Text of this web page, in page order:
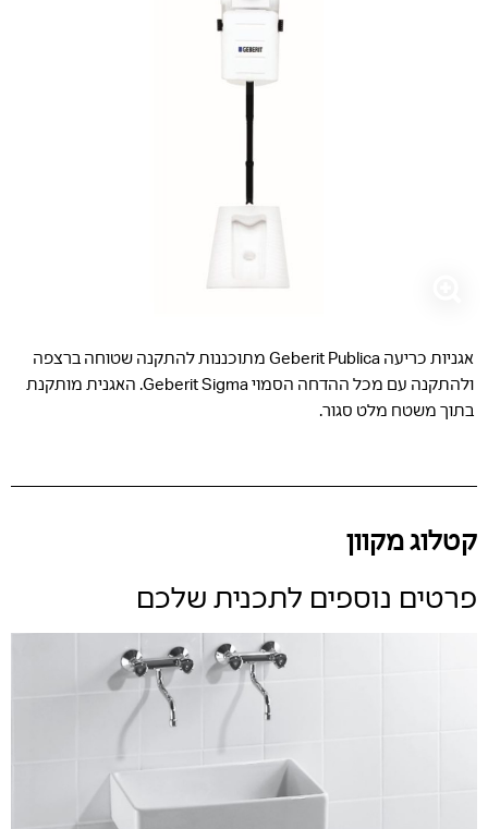
אגניות כריעה Geberit Publica מתוכננות להתקנה שטוחה ברצפה
ולהתקנה עם מכל ההדחה הסמוי Geberit Sigma. האגנית מותקנת
בתוך משטח מלט סגור.
קטלוג מקוון
פרטים נוספים לתכנית שלכם